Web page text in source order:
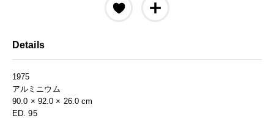
Details
1975
アルミニウム
90.0 × 92.0 × 26.0 cm
ED. 95